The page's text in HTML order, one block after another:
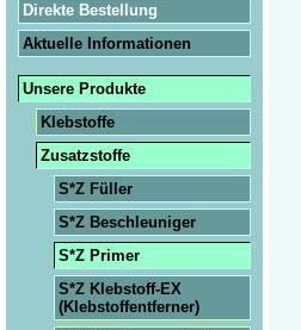
Direkte Bestellung
Aktuelle Informationen
Unsere Produkte
Klebstoffe
Zusatzstoffe
S*Z Füller
S*Z Beschleuniger
S*Z Primer
S*Z Klebstoff-EX
(Klebstoff­entferner)